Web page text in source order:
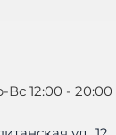
12:00 - 20:00